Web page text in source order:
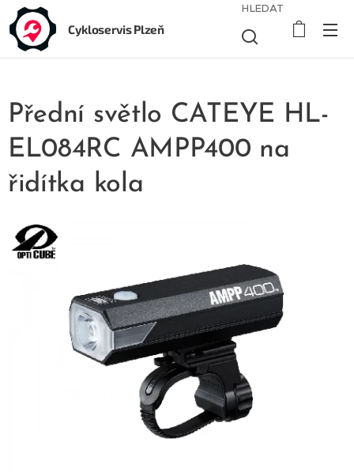
Cykloservis Plzeň
HLEDAT
Přední světlo CATEYE HL-
EL084RC AMPP400 na
řidítka kola